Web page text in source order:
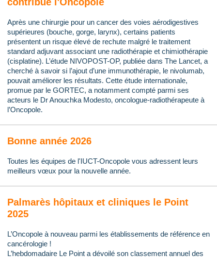
Après une chirurgie pour un cancer des voies aérodigestives
supérieures (bouche, gorge, larynx), certains patients
présentent un risque élevé de rechute malgré le traitement
standard adjuvant associant une radiothérapie et chimiothérapie
(cisplatine). L’étude NIVOPOST-OP, publiée dans The Lancet, a
cherché à savoir si l’ajout d’une immunothérapie, le nivolumab,
pouvait améliorer les résultats. Cette étude internationale,
promue par le GORTEC, a notamment compté parmi ses
acteurs le Dr Anouchka Modesto, oncologue-radiothérapeute à
l’Oncopole.
Bonne année 2026
Toutes les équipes de l'IUCT-Oncopole vous adressent leurs
meilleurs vœux pour la nouvelle année.
Palmarès hôpitaux et cliniques le Point
2025
L’Oncopole à nouveau parmi les établissements de référence en
cancérologie !
L’hebdomadaire Le Point a dévoilé son classement annuel des